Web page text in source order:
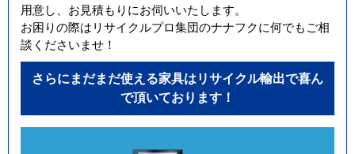
用意し、お見積もりにお伺いいたします。
お困りの際はリサイクルプロ集団のナナフクに何でもご相
談くださいませ！
さらにまだまだ使える家具はリサイクル輸出で喜ん
で頂いております！